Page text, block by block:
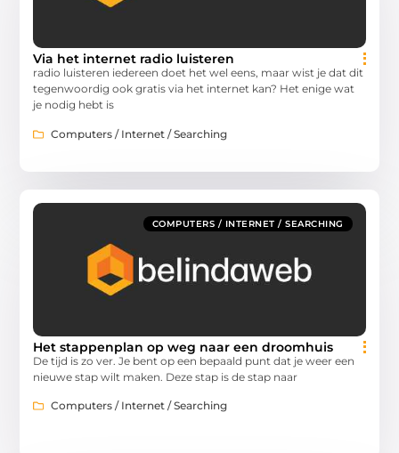
Via het internet radio luisteren
radio luisteren iedereen doet het wel eens, maar wist je dat dit
tegenwoordig ook gratis via het internet kan? Het enige wat
je nodig hebt is
Computers / Internet / Searching
COMPUTERS / INTERNET / SEARCHING
Het stappenplan op weg naar een droomhuis
De tijd is zo ver. Je bent op een bepaald punt dat je weer een
nieuwe stap wilt maken. Deze stap is de stap naar
Computers / Internet / Searching